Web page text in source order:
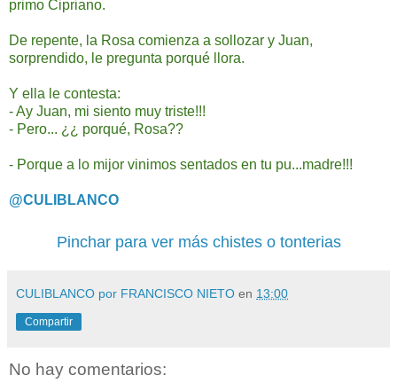
primo Cipriano.
De repente, la Rosa comienza a sollozar y Juan,
sorprendido, le pregunta porqué llora.
Y ella le contesta:
- Ay Juan, mi siento muy triste!!!
- Pero... ¿¿ porqué, Rosa??
- Porque a lo mijor vinimos sentados en tu pu...madre!!!
@CULIBLANCO
Pinchar para ver más chistes o tonterias
CULIBLANCO por FRANCISCO NIETO en 13:00
Compartir
No hay comentarios: